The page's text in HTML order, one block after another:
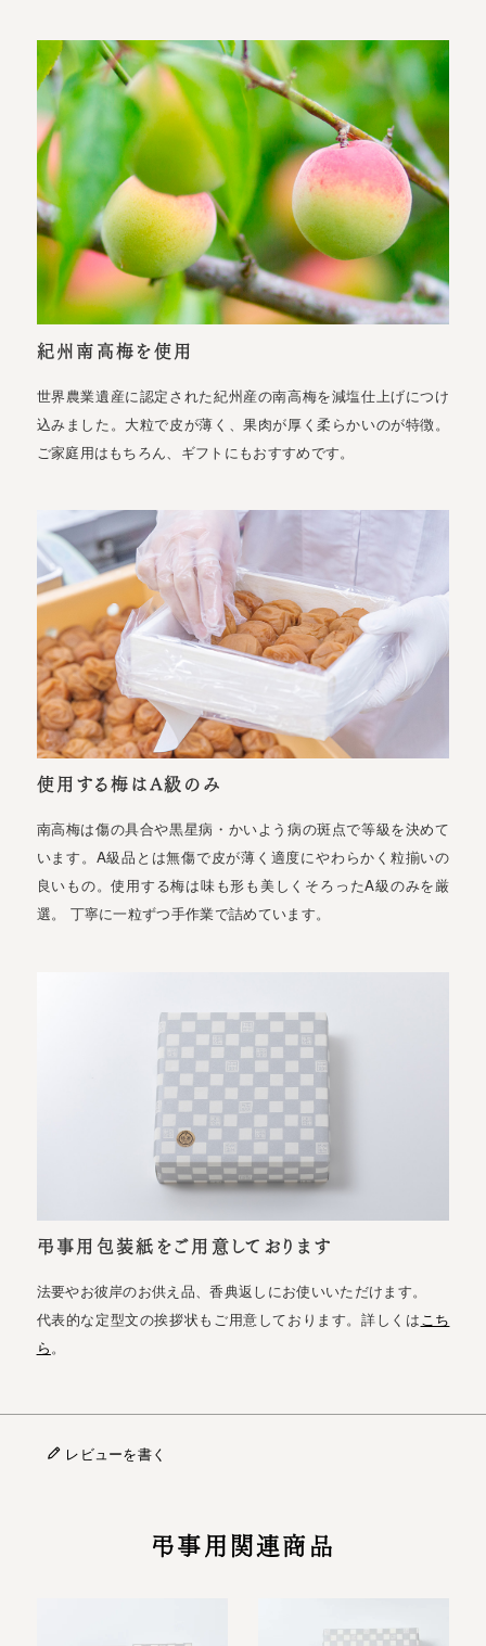
紀州南高梅を使用
世界農業遺産に認定された紀州産の南高梅を減塩仕上げにつけ
込みました。大粒で皮が薄く、果肉が厚く柔らかいのが特徴。
ご家庭用はもちろん、ギフトにもおすすめです。
使用する梅はA級のみ
南高梅は傷の具合や黒星病・かいよう病の斑点で等級を決めて
います。A級品とは無傷で皮が薄く適度にやわらかく粒揃いの
良いもの。使用する梅は味も形も美しくそろったA級のみを厳
選。 丁寧に一粒ずつ手作業で詰めています。
弔事用包装紙をご用意しております
法要やお彼岸のお供え品、香典返しにお使いいただけます。
代表的な定型文の挨拶状もご用意しております。詳しくはこち
ら。
レビューを書く
弔事用関連商品